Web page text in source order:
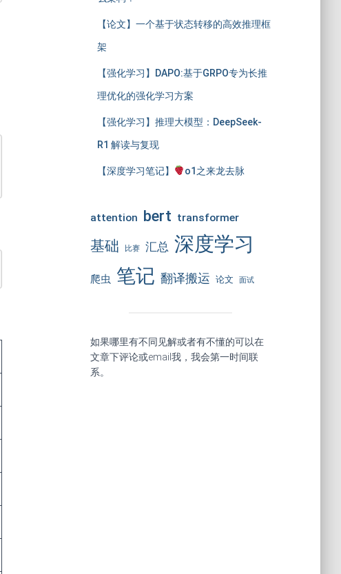
【论文】一个基于状态转移的高效推理框
架
【强化学习】DAPO:基于GRPO专为长推
理优化的强化学习方案
【强化学习】推理大模型：DeepSeek-
R1 解读与复现
【深度学习笔记】 o1之来龙去脉
attention bert transformer
基础 比赛 汇总 深度学习
爬虫 笔记 翻译搬运 论文 面试
如果哪里有不同见解或者有不懂的可以在
文章下评论或email我，我会第一时间联
系。